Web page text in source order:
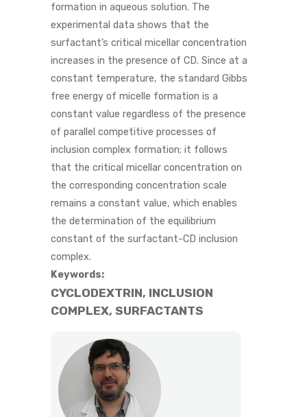
formation in aqueous solution. The
experimental data shows that the
surfactant’s critical micellar concentration
increases in the presence of CD. Since at a
constant temperature, the standard Gibbs
free energy of micelle formation is a
constant value regardless of the presence
of parallel competitive processes of
inclusion complex formation; it follows
that the critical micellar concentration on
the corresponding concentration scale
remains a constant value, which enables
the determination of the equilibrium
constant of the surfactant-CD inclusion
complex.
Keywords:
CYCLODEXTRIN, INCLUSION
COMPLEX, SURFACTANTS